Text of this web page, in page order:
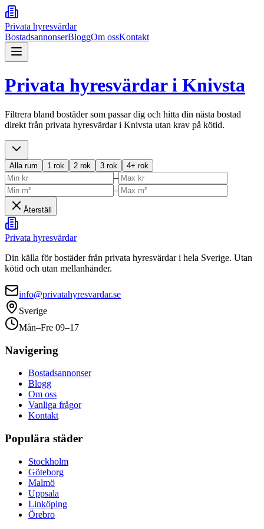
Privata hyresvärdar
BostadsannonserBloggOm ossKontakt
Privata hyresvärdar i Knivsta
Filtrera bland bostäder som passar dig och hitta din nästa bostad
direkt från privata hyresvärdar i Knivsta utan krav på kötid.
Alla rum 1 rok 2 rok 3 rok 4+ rok
–
–
Återställ
Privata hyresvärdar
Din källa för bostäder från privata hyresvärdar i hela Sverige. Utan
kötid och utan mellanhänder.
info@privatahyresvardar.se
Sverige
Mån–Fre 09–17
Navigering
Bostadsannonser
Blogg
Om oss
Vanliga frågor
Kontakt
Populära städer
Stockholm
Göteborg
Malmö
Uppsala
Linköping
Örebro